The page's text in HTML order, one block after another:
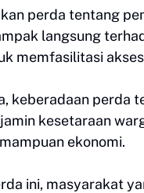
perda tentang
langsung
memfasilitasi
keberadaan perda
kesetaraan
ekonomi.
ini, masyarakat